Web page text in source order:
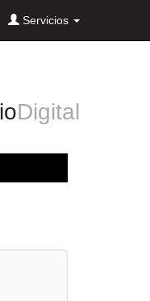
Servicios
Digital